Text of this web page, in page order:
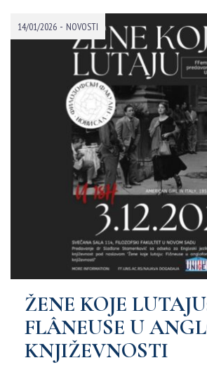
14/01/2026 - NOVOSTI
ŽENE KOJE
FLÂNEUSE U
KNJIŽEVNOSTI